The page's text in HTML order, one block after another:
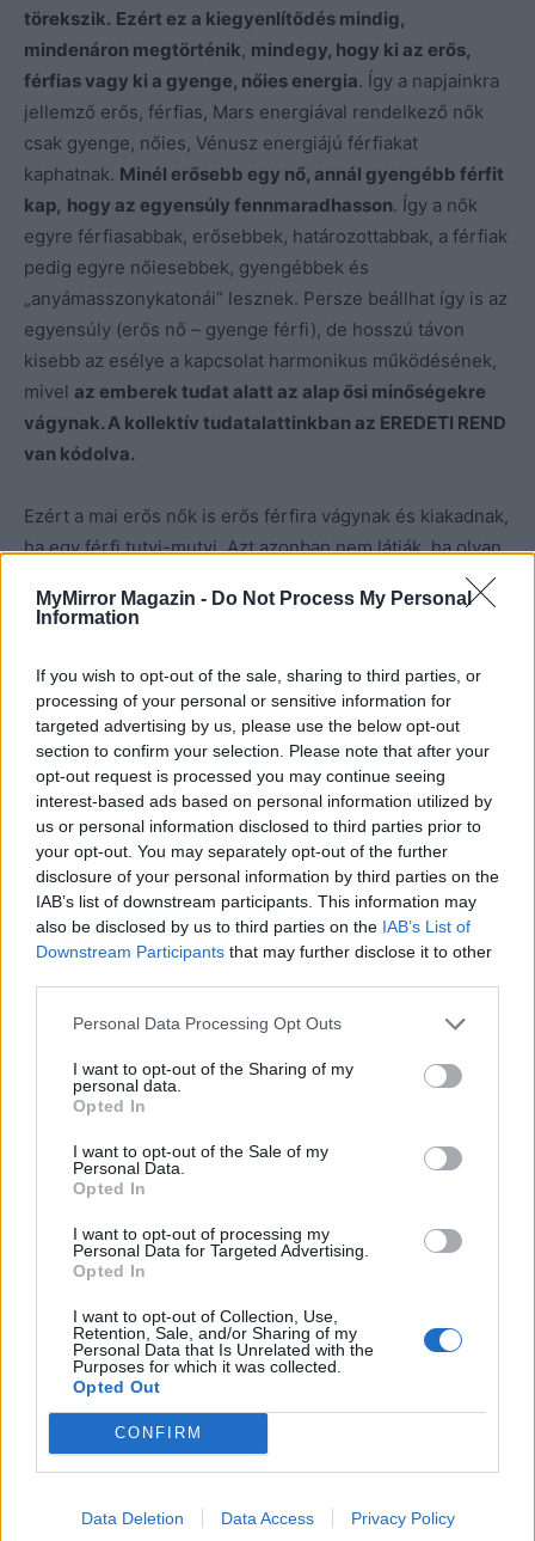
MyMirror Magazin - Do Not Process My Personal
Information
If you wish to opt-out of the sale, sharing to third parties, or
processing of your personal or sensitive information for
targeted advertising by us, please use the below opt-out
section to confirm your selection. Please note that after your
opt-out request is processed you may continue seeing
interest-based ads based on personal information utilized by
us or personal information disclosed to third parties prior to
your opt-out. You may separately opt-out of the further
disclosure of your personal information by third parties on the
IAB’s list of downstream participants. This information may
also be disclosed by us to third parties on the IAB’s List of
Downstream Participants that may further disclose it to other
Personal Data Processing Opt Outs
I want to opt-out of the Sharing of my
personal data.
Opted In
I want to opt-out of the Sale of my
Personal Data.
Opted In
I want to opt-out of processing my
Personal Data for Targeted Advertising.
Opted In
I want to opt-out of Collection, Use,
Retention, Sale, and/or Sharing of my
Personal Data that Is Unrelated with the
Purposes for which it was collected.
Opted Out
CONFIRM
Data Deletion Data Access Privacy Policy
törekszik. Ezért ez a kiegyenlítődés mindig,
mindenáron megtörténik, mindegy, hogy ki az erős,
férfias vagy ki a gyenge, nőies energia. Így a napjainkra
jellemző erős, férfias, Mars energiával rendelkező nők
csak gyenge, nőies, Vénusz energiájú férfiakat
kaphatnak. Minél erősebb egy nő, annál gyengébb férfit
kap, hogy az egyensúly fennmaradhasson. Így a nők
egyre férfiasabbak, erősebbek, határozottabbak, a férfiak
pedig egyre nőiesebbek, gyengébbek és
„anyámasszonykatonái” lesznek. Persze beállhat így is az
egyensúly (erős nő – gyenge férfi), de hosszú távon
kisebb az esélye a kapcsolat harmonikus működésének,
mivel az emberek tudat alatt az alap ősi minőségekre
vágynak. A kollektív tudatalattinkban az EREDETI REND
van kódolva.
Ezért a mai erős nők is erős férfira vágynak és kiakadnak,
ha egy férfi tutyi-mutyi. Azt azonban nem látják, ha olyan
egymással szemben, két hadisten, amiből viszont
Bölcsföldi Szilvia
Bölcsföldi Szilvia vagyok, anya, mama, feleség, de
sorselemző. Szeretem az élet napos oldalát látni és láttatni.
KAPCSOLÓDÓ CIKKEK TÖBB A SZERZŐTŐL
Bivalytej és vino rosso 9.rész
Heti horoszkóp december 15-21-ig